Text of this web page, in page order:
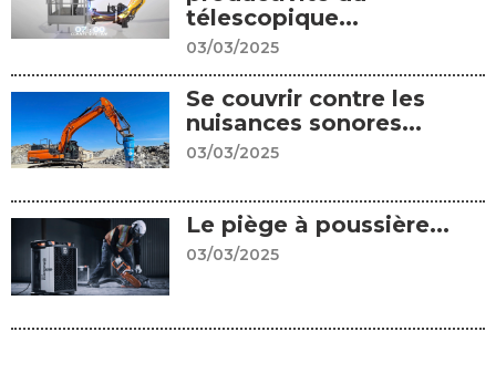
télescopique...
03/03/2025
Se couvrir contre les
nuisances sonores...
03/03/2025
Le piège à poussière...
03/03/2025